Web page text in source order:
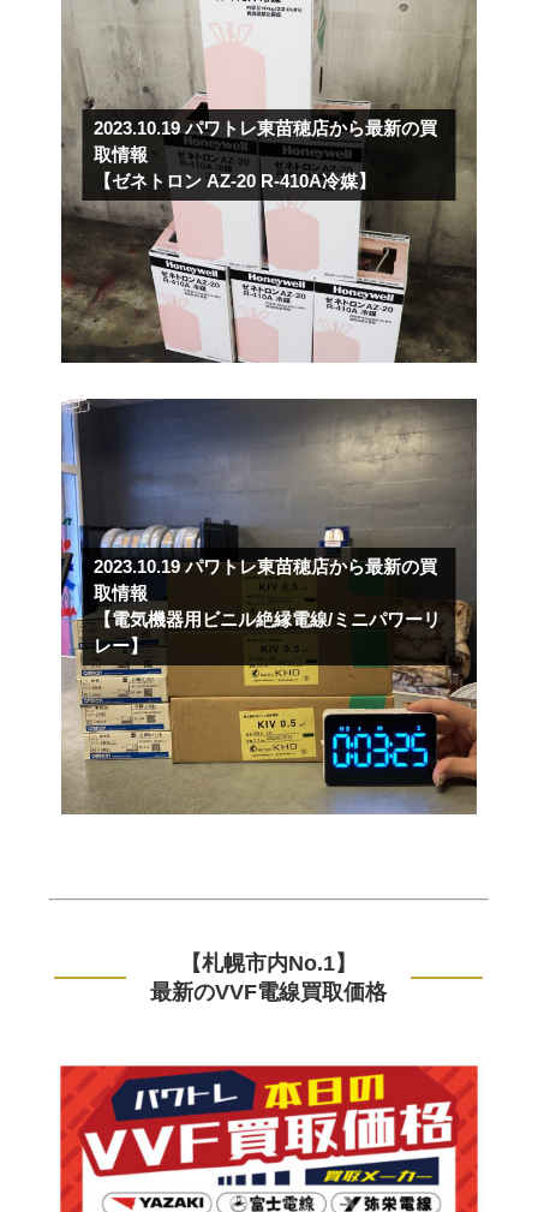
2023.10.19 パワトレ東苗穂店から最新の買
取情報
【ゼネトロン AZ-20 R-410A冷媒】
2023.10.19 パワトレ東苗穂店から最新の買
取情報
【電気機器用ビニル絶縁電線/ミニパワーリ
レー】
【札幌市内No.1】
最新のVVF電線買取価格